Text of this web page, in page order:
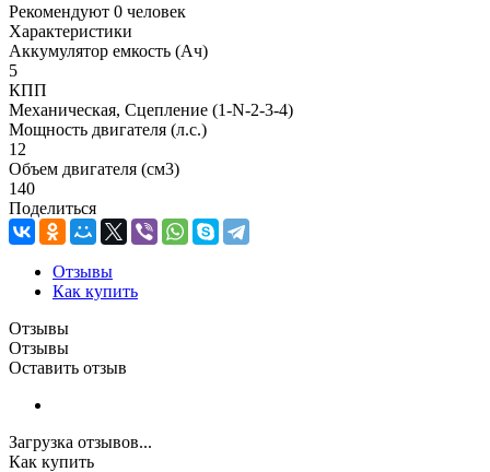
Рекомендуют 0 человек
Характеристики
Аккумулятор емкость (Ач)
5
КПП
Механическая, Сцепление (1-N-2-3-4)
Мощность двигателя (л.с.)
12
Объем двигателя (см3)
140
Поделиться
Отзывы
Как купить
Отзывы
Отзывы
Оставить отзыв
Загрузка отзывов...
Как купить